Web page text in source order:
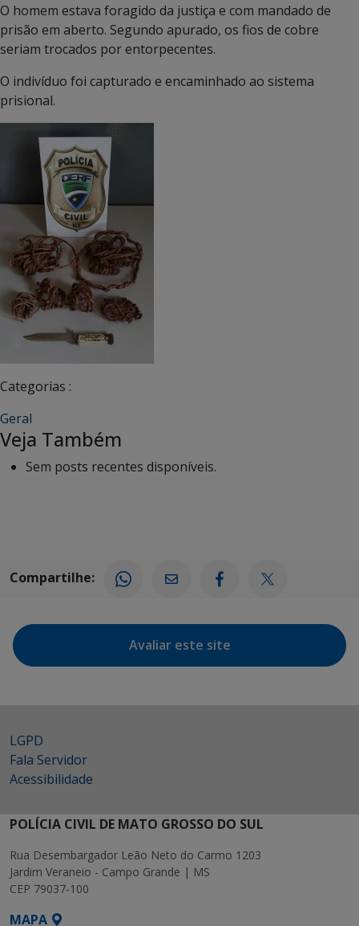
O homem estava foragido da justiça e com mandado de
prisão em aberto. Segundo apurado, os fios de cobre
seriam trocados por entorpecentes.
O indivíduo foi capturado e encaminhado ao sistema
prisional.
Categorias :
Geral
Veja Também
Sem posts recentes disponíveis.
Compartilhe:
Avaliar este site
LGPD
Fala Servidor
Acessibilidade
POLÍCIA CIVIL DE MATO GROSSO DO SUL
Rua Desembargador Leão Neto do Carmo 1203
Jardim Veraneio - Campo Grande | MS
CEP 79037-100
MAPA